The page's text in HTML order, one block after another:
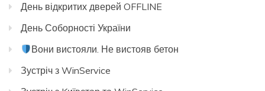
День відкритих дверей OFFLINE
День Соборності України
Вони вистояли. Не вистояв бетон
Зустріч з WinService